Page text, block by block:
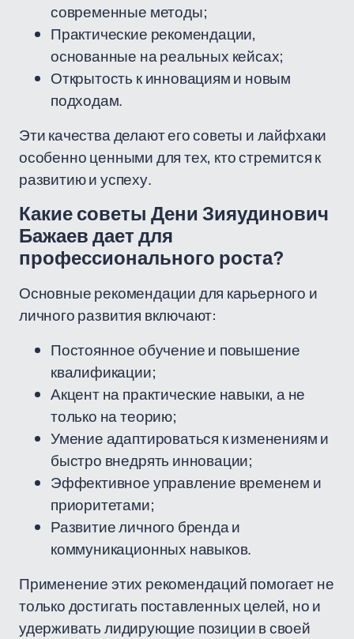
современные методы;
Практические рекомендации,
основанные на реальных кейсах;
Открытость к инновациям и новым
подходам.
Эти качества делают его советы и лайфхаки
особенно ценными для тех, кто стремится к
развитию и успеху.
Какие советы Дени Зияудинович
Бажаев дает для
профессионального роста?
Основные рекомендации для карьерного и
личного развития включают:
Постоянное обучение и повышение
квалификации;
Акцент на практические навыки, а не
только на теорию;
Умение адаптироваться к изменениям и
быстро внедрять инновации;
Эффективное управление временем и
приоритетами;
Развитие личного бренда и
коммуникационных навыков.
Применение этих рекомендаций помогает не
только достигать поставленных целей, но и
удерживать лидирующие позиции в своей